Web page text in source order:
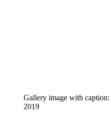
Gallery image with caption:
2019